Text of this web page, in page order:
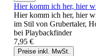
Hier komm ich her, hier
Hier komm ich her, hier
im Stil von Grubertaler,
bei Playbackfinder
7,95 €
Preise inkl. MwSt.